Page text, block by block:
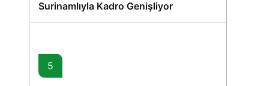
Surinamlıyla Kadro Genişliyor
5